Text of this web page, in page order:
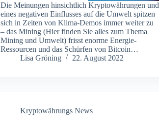
Die Meinungen hinsichtlich Kryptowährungen und
eines negativen Einflusses auf die Umwelt spitzen
sich in Zeiten von Klima-Demos immer weiter zu
– das Mining (Hier finden Sie alles zum Thema
Mining und Umwelt) frisst enorme Energie-
Ressourcen und das Schürfen von Bitcoin…
Lisa Gröning
22. August 2022
Kryptowährungs News